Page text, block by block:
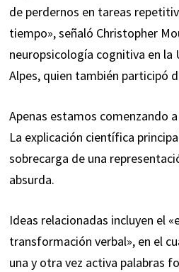
de perdernos en tareas
tiempo», señaló Christopher
neuropsicología cognitiva en la
Alpes, quien también participó
Apenas estamos comenzando
La explicación científica
sobrecarga de una
absurda.
Ideas relacionadas incluyen el
transformación verbal», en el
una y otra vez activa palabras